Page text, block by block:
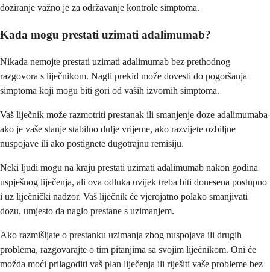
doziranje važno je za održavanje kontrole simptoma.
Kada mogu prestati uzimati adalimumab?
Nikada nemojte prestati uzimati adalimumab bez prethodnog
razgovora s liječnikom. Nagli prekid može dovesti do pogoršanja
simptoma koji mogu biti gori od vaših izvornih simptoma.
Vaš liječnik može razmotriti prestanak ili smanjenje doze adalimumaba
ako je vaše stanje stabilno dulje vrijeme, ako razvijete ozbiljne
nuspojave ili ako postignete dugotrajnu remisiju.
Neki ljudi mogu na kraju prestati uzimati adalimumab nakon godina
uspješnog liječenja, ali ova odluka uvijek treba biti donesena postupno
i uz liječnički nadzor. Vaš liječnik će vjerojatno polako smanjivati
dozu, umjesto da naglo prestane s uzimanjem.
Ako razmišljate o prestanku uzimanja zbog nuspojava ili drugih
problema, razgovarajte o tim pitanjima sa svojim liječnikom. Oni će
možda moći prilagoditi vaš plan liječenja ili riješiti vaše probleme bez